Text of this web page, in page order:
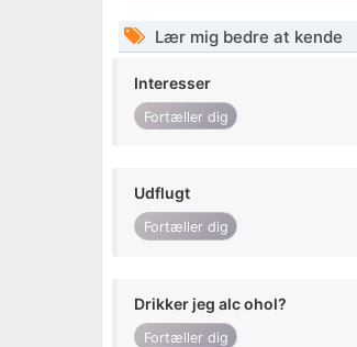
Lær mig bedre at kende
Interesser
Fortæller dig
Udflugt
Fortæller dig
Drikker jeg alc ohol?
Fortæller dig